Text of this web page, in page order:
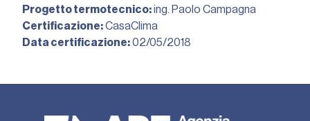
Progetto termotecnico:ing. Paolo Campagna
Certificazione:CasaClima
Data certificazione:02/05/2018︎